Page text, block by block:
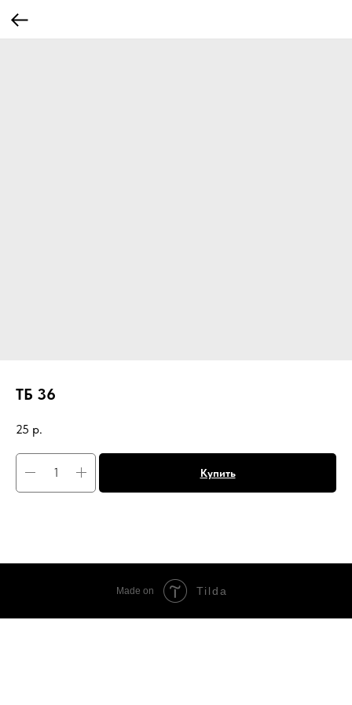
ТБ 36
25 р.
Купить
Made on Tilda